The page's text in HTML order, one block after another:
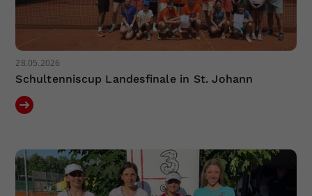
28.05.2026
Schultenniscup Landesfinale in St. Johann